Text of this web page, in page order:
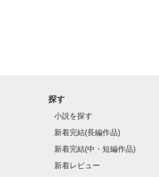
探す
小説を探す
新着完結(長編作品)
新着完結(中・短編作品)
新着レビュー